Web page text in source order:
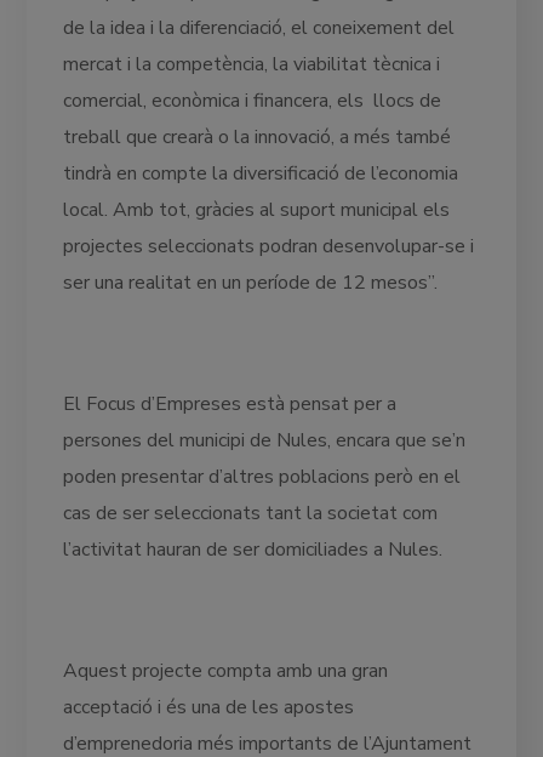
de la idea i la diferenciació, el coneixement del
mercat i la competència, la viabilitat tècnica i
comercial, econòmica i financera, els llocs de
treball que crearà o la innovació, a més també
tindrà en compte la diversificació de l’economia
local. Amb tot, gràcies al suport municipal els
projectes seleccionats podran desenvolupar-se i
ser una realitat en un període de 12 mesos”.
El Focus d’Empreses està pensat per a
persones del municipi de Nules, encara que se’n
poden presentar d’altres poblacions però en el
cas de ser seleccionats tant la societat com
l’activitat hauran de ser domiciliades a Nules.
Aquest projecte compta amb una gran
acceptació i és una de les apostes
d’emprenedoria més importants de l’Ajuntament